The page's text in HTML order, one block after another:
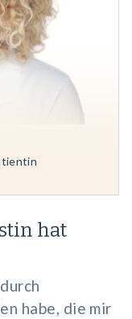
hat
habe, die mir